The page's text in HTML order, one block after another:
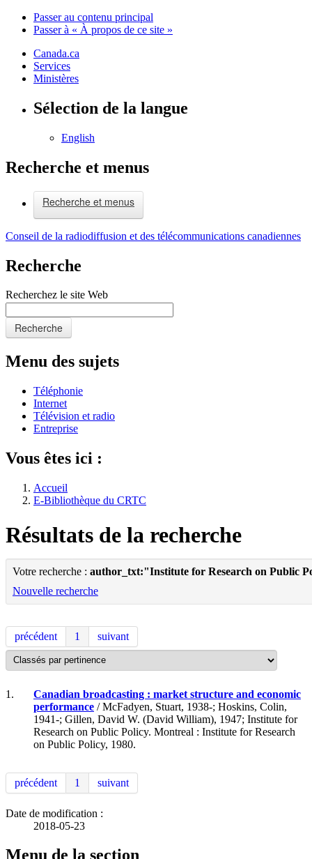
Passer au contenu principal
Passer à « À propos de ce site »
Canada.ca
Services
Ministères
Sélection de la langue
English
Recherche et menus
Recherche et menus
Conseil de la radiodiffusion et des télécommunications canadiennes
Recherche
Recherchez le site Web
Recherche
Menu des sujets
Téléphonie
Internet
Télévision et radio
Entreprise
Vous êtes ici :
Accueil
E-Bibliothèque du CRTC
Résultats de la recherche
Votre recherche : author_txt:"Institute for Research on Public
Nouvelle recherche
précédent 1 suivant
1.
Canadian broadcasting : market structure and economic
performance / McFadyen, Stuart, 1938-; Hoskins, Colin,
1941-; Gillen, David W. (David William), 1947; Institute for
Research on Public Policy. Montreal : Institute for Research
on Public Policy, 1980.
précédent 1 suivant
Date de modification :
2018-05-23
Menu de la section